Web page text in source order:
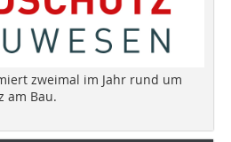
zweimal im Jahr rund um
am Bau.